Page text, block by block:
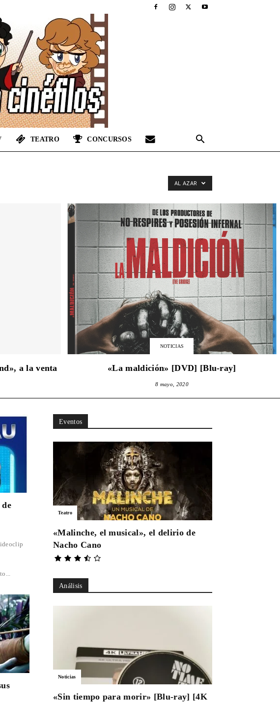
TEATRO CONCURSOS
AL AZAR
a la venta
NOTICIAS
«La maldición» [DVD] [Blu-ray]
8 mayo, 2020
Eventos
Teatro
«Malinche, el musical», el delirio de
Nacho Cano
Análisis
Noticias
«Sin tiempo para morir» [Blu-ray] [4K